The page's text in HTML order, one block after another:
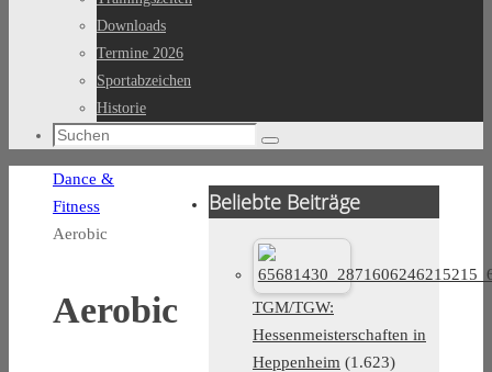
Downloads
Termine 2026
Sportabzeichen
Historie
Suchen
Suchen
Start
Dance &
Fitness
Aerobic
Aerobic
Beliebte Beiträge
TGM/TGW:
Hessenmeisterschaften in
Heppenheim (1.623)